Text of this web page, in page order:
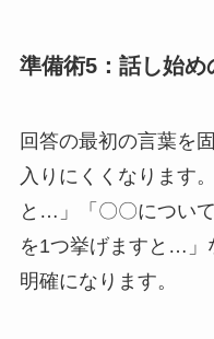
準備術5：話し始め
回答の最初の言葉を
入りにくくなります
と…」「〇〇につい
を1つ挙げますと…」
明確になります。